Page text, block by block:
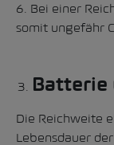
6. Bei einer
somit ungefähr
Batterie
Die Reichweite
Lebensdauer